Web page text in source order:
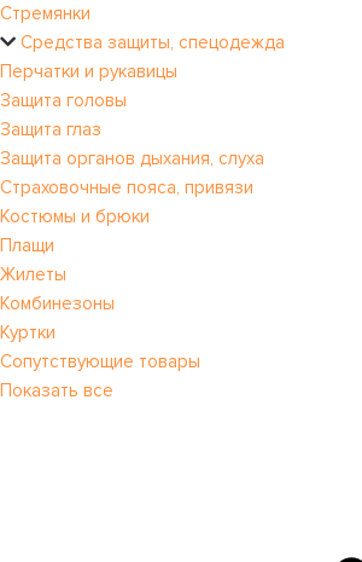
Стремянки
Средства защиты, спецодежда
Перчатки и рукавицы
Защита головы
Защита глаз
Защита органов дыхания, слуха
Страховочные пояса, привязи
Костюмы и брюки
Плащи
Жилеты
Комбинезоны
Куртки
Сопутствующие товары
Показать все